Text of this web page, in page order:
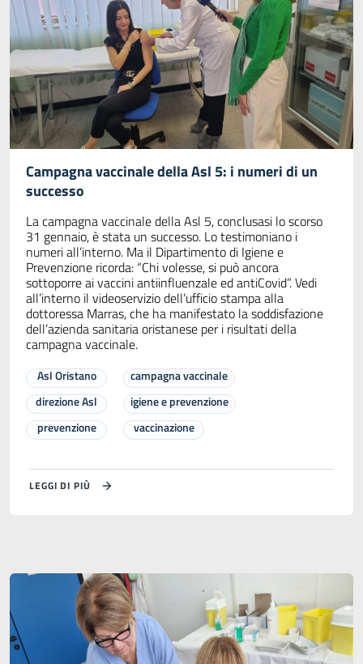
Campagna vaccinale della Asl 5: i numeri di un
successo
La campagna vaccinale della Asl 5, conclusasi lo scorso
31 gennaio, è stata un successo. Lo testimoniano i
numeri all’interno. Ma il Dipartimento di Igiene e
Prevenzione ricorda: “Chi volesse, si può ancora
sottoporre ai vaccini antiinfluenzale ed antiCovid”. Vedi
all’interno il videoservizio dell’ufficio stampa alla
dottoressa Marras, che ha manifestato la soddisfazione
dell’azienda sanitaria oristanese per i risultati della
campagna vaccinale.
Asl Oristano
campagna vaccinale
direzione Asl
igiene e prevenzione
prevenzione
vaccinazione
LEGGI DI PIÙ